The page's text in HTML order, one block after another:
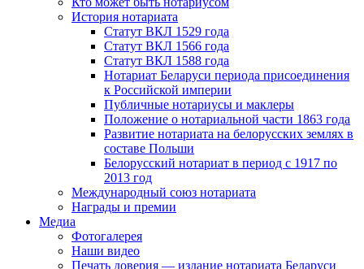
История нотариата
Статут ВКЛ 1529 года
Статут ВКЛ 1566 года
Статут ВКЛ 1588 года
Нотариат Беларуси периода присоединения
к Российской империи
Публичные нотариусы и маклеры
Положение о нотариальной части 1863 года
Развитие нотариата на белорусских землях в
составе Польши
Белорусский нотариат в период с 1917 по
2013 год
Международный союз нотариата
Награды и премии
Медиа
Фотогалерея
Наши видео
Печать доверия — издание нотариата Беларуси